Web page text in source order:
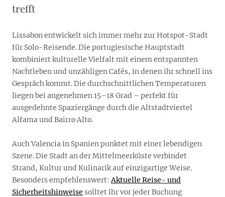
trefft
Lissabon entwickelt sich immer mehr zur Hotspot-Stadt
für Solo-Reisende. Die portugiesische Hauptstadt
kombiniert kulturelle Vielfalt mit einem entspannten
Nachtleben und unzähligen Cafés, in denen ihr schnell ins
Gespräch kommt. Die durchschnittlichen Temperaturen
liegen bei angenehmen 15–18 Grad – perfekt für
ausgedehnte Spaziergänge durch die Altstadtviertel
Alfama und Bairro Alto.
Auch Valencia in Spanien punktet mit einer lebendigen
Szene. Die Stadt an der Mittelmeerküste verbindet
Strand, Kultur und Kulinarik auf einzigartige Weise.
Besonders empfehlenswert:Aktuelle Reise- und
Sicherheitshinweise solltet ihr vor jeder Buchung